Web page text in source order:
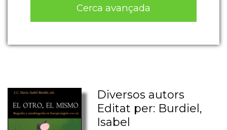
Cerca avançada
Diversos autors
Editat per: Burdiel,
Isabel